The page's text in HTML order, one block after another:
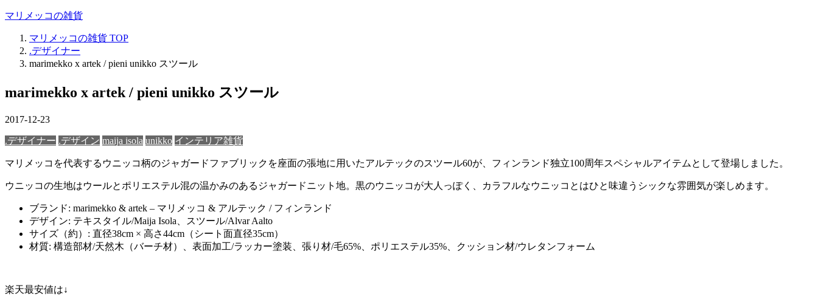
マリメッコの雑貨
マリメッコの雑貨 TOP
.デザイナー
marimekko x artek / pieni unikko スツール
marimekko x artek / pieni unikko スツール
2017-12-23
.デザイナー .デザイン maija isola unikko インテリア雑貨
マリメッコを代表するウニッコ柄のジャガードファブリックを座面の張地に用いたアルテックのスツール60が、フィンランド独立100周年スペシャルアイテムとして登場しました。
ウニッコの生地はウールとポリエステル混の温かみのあるジャガードニット地。黒のウニッコが大人っぽく、カラフルなウニッコとはひと味違うシックな雰囲気が楽しめます。
ブランド: marimekko & artek – マリメッコ & アルテック / フィンランド
デザイン: テキスタイル/Maija Isola、スツール/Alvar Aalto
サイズ（約）: 直径38cm × 高さ44cm（シート面直径35cm）
材質: 構造部材/天然木（バーチ材）、表面加工/ラッカー塗装、張り材/毛65%、ポリエステル35%、クッション材/ウレタンフォーム
楽天最安値は↓